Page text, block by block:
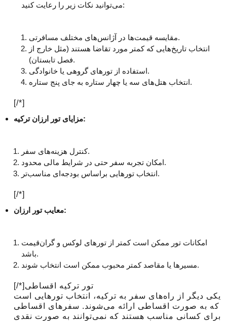
می‌توانید نکات زیر را رعایت کنید:
مقایسه قیمت‌ها در آژانس‌های مختلف مسافرتی.
انتخاب تاریخ‌هایی که کمتر مورد تقاضا هستند (مثل خارج از
فصل تابستان).
استفاده از تورهای گروهی یا خانوادگی.
انتخاب هتل‌های سه یا چهار ستاره به جای پنج ستاره.
[/*]
مزایای تور ارزان ترکیه:
کنترل هزینه‌های سفر.
امکان تجربه سفر حتی در شرایط مالی محدود.
انتخاب تورهایی براساس بودجه‌ای مناسب‌تر.
[/*]
معایب تور ارزان:
امکانات تور ممکن است کمتر از تورهای لوکس و گران‌قیمت
باشد.
مسیر‌ها یا مقاصد کمتر محبوب ممکن است انتخاب شوند.
[/*]تور ترکیه اقساطی
یکی دیگر از راه‌های سفر به ترکیه، انتخاب تورهایی است
که به صورت اقساطی ارائه می‌شوند. سفرهای اقساطی
برای کسانی مناسب هستند که نمی‌توانند به صورت نقدی